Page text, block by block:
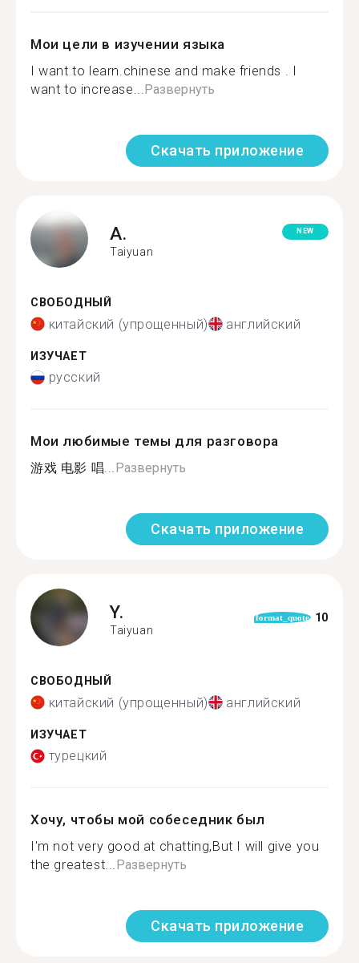
Мои цели в изучении языка
I want to learn.chinese and make friends . I
want to increase...Развернуть
Скачать приложение
A.
Taiyuan
NEW
СВОБОДНЫЙ
китайский (упрощенный) английский
ИЗУЧАЕТ
русский
Мои любимые темы для разговора
游戏 电影 唱...Развернуть
Скачать приложение
Y.
Taiyuan
format_quote 10
СВОБОДНЫЙ
китайский (упрощенный) английский
ИЗУЧАЕТ
турецкий
Хочу, чтобы мой собеседник был
I'm not very good at chatting,But I will give you
the greatest...Развернуть
Скачать приложение